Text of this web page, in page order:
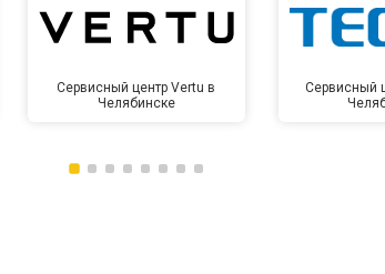
Сервисный центр Vertu в
Челябинске
Сервисный